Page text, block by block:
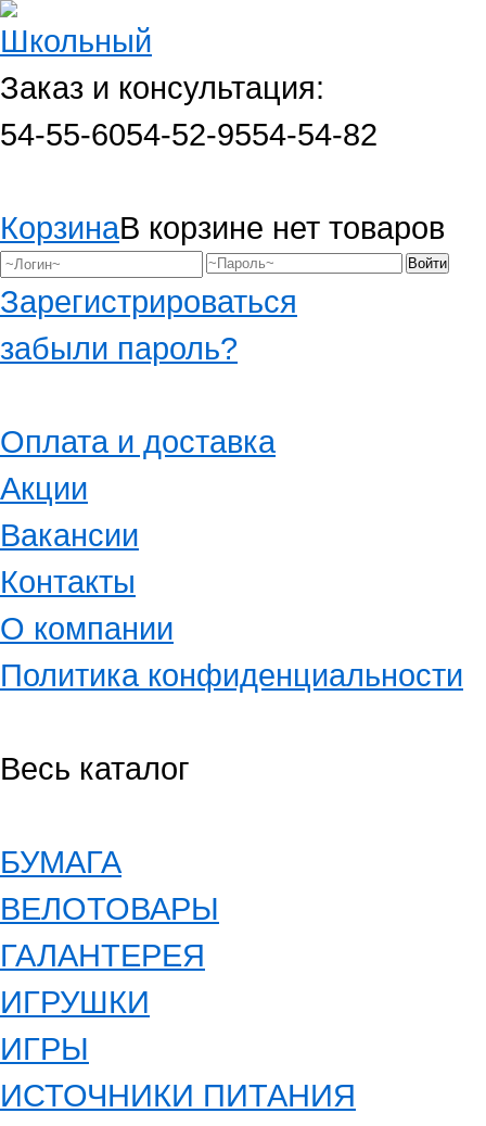
Заказ и консультация:
54-55-6054-52-9554-54-82
КорзинаВ корзине нет товаров
Зарегистрироваться
забыли пароль?
Оплата и доставка
Акции
Вакансии
Контакты
О компании
Политика конфиденциальности
Весь каталог
БУМАГА
ВЕЛОТОВАРЫ
ГАЛАНТЕРЕЯ
ИГРУШКИ
ИГРЫ
ИСТОЧНИКИ ПИТАНИЯ